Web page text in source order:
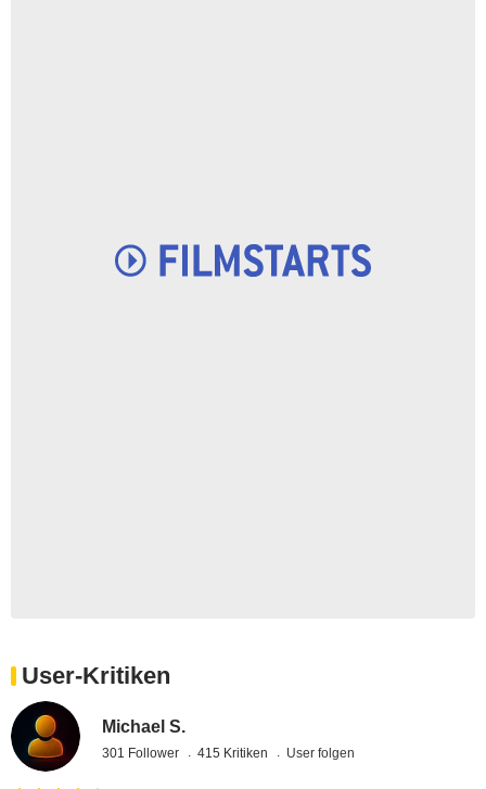
User-Kritiken
Michael S.
301 Follower 415 Kritiken User folgen